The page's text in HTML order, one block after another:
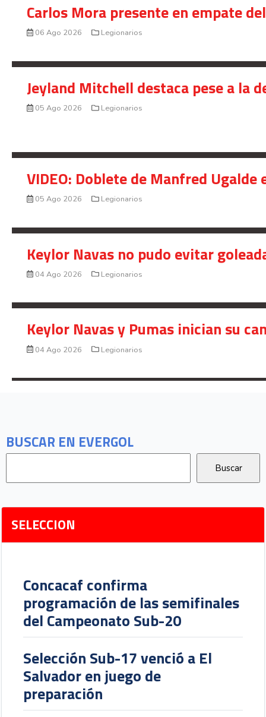
BUSCAR EN EVERGOL
SELECCION
Concacaf confirma
programación de las semifinales
del Campeonato Sub-20
Selección Sub-17 venció a El
Salvador en juego de
preparación
Carlos Mora presente en empate
06 Ago 2026 Legionarios
Jeyland Mitchell destaca pese a la
05 Ago 2026 Legionarios
VIDEO: Doblete de Manfred
05 Ago 2026 Legionarios
Keylor Navas no pudo evitar
04 Ago 2026 Legionarios
Keylor Navas y Pumas inician su
04 Ago 2026 Legionarios